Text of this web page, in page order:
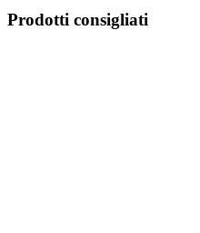
Prodotti consigliati